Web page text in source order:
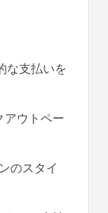
な支払いを
アウトペー
のスタイ